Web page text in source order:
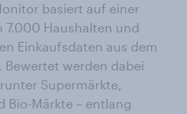
basiert auf einer
7.000 Haushalten und
Einkaufsdaten aus dem
Bewertet werden dabei
Supermärkte,
Bio-Märkte – entlang